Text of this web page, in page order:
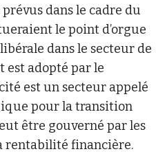
dans le cadre du
le point d’orgue
dans le secteur de
est adopté par le
est un secteur appelé
pour la transition
être gouverné par les
rentabilité financière.